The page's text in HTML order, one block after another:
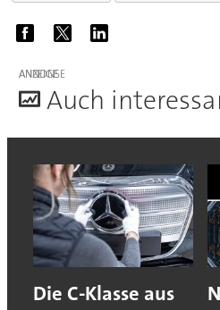
ANZEIGE
Auch
Die C-Klasse aus